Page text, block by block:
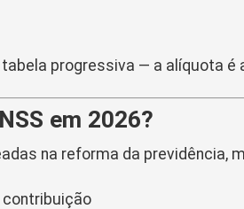
progressiva — a alíquota
em 2026?
na reforma da previdência,